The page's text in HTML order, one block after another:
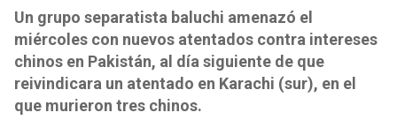
Un grupo separatista baluchi amenazó el
miércoles con nuevos atentados contra intereses
chinos en Pakistán, al día siguiente de que
reivindicara un atentado en Karachi (sur), en el
que murieron tres chinos.